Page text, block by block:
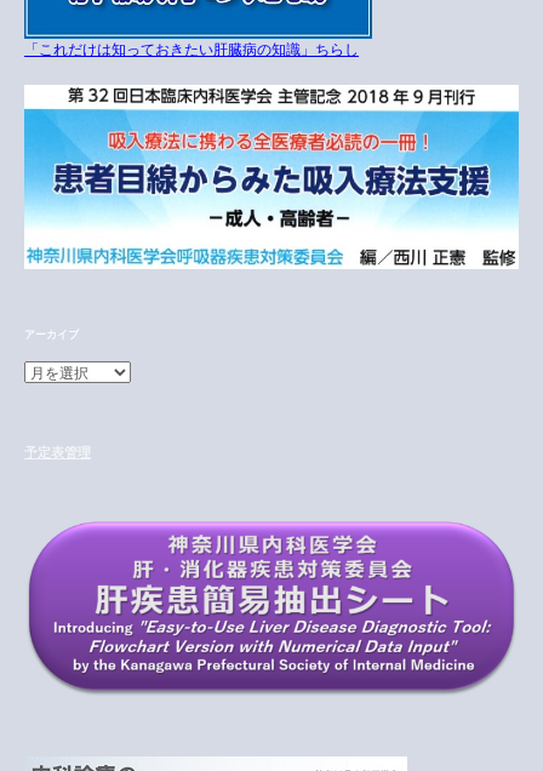
「これだけは知っておきたい肝臓病の知識」ちらし
アーカイブ
ア
ブ
予定表管理